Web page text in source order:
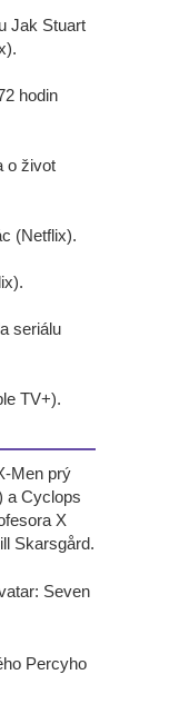
Jak Stuart
hodin
o život
(Netflix).
seriálu
TV+).
Men prý
a Cyclops
X
Skarsgård.
Seven
Percyho